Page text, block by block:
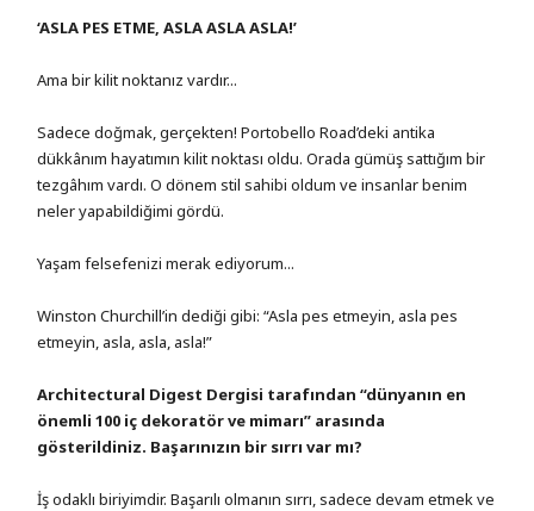
‘ASLA PES ETME, ASLA ASLA ASLA!’
Ama bir kilit noktanız vardır...
Sadece doğmak, gerçekten! Portobello Road’deki antika
dükkânım hayatımın kilit noktası oldu. Orada gümüş sattığım bir
tezgâhım vardı. O dönem stil sahibi oldum ve insanlar benim
neler yapabildiğimi gördü.
Yaşam felsefenizi merak ediyorum...
Winston Churchill’in dediği gibi: “Asla pes etmeyin, asla pes
etmeyin, asla, asla, asla!”
Architectural Digest Dergisi tarafından “dünyanın en
önemli 100 iç dekoratör ve mimarı” arasında
gösterildiniz. Başarınızın bir sırrı var mı?
İş odaklı biriyimdir. Başarılı olmanın sırrı, sadece devam etmek ve